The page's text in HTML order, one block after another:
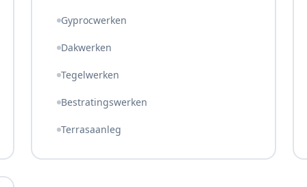
Gyprocwerken
Dakwerken
Tegelwerken
Bestratingswerken
Terrasaanleg